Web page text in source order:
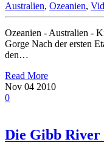
Australien, Ozeanien,
Ozeanien - Australien -
Gorge Nach der ersten
den…
Read More
Nov 04 2010
0
Die Gibb River